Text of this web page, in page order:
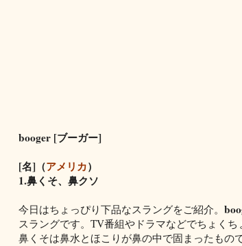
booger [ブーガー]
[名]（アメリカ）
1.鼻くそ、鼻クソ
今日はちょっぴり下品なスラングをご紹介。
スラングです。TV番組やドラマなどでちょく
鼻くそは鼻水とほこりが鼻の中で固まったもの